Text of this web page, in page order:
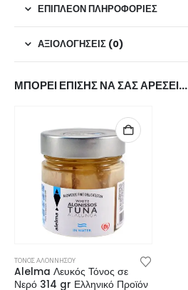
ΕΠΙΠΛΈΟΝ ΠΛΗΡΟΦΟΡΊΕΣ
ΑΞΙΟΛΟΓΉΣΕΙΣ (0)
ΜΠΟΡΕΊ ΕΠΊΣΗΣ ΝΑ ΣΑΣ ΑΡΈΣΕΙ…
ΤΟΝΟΣ ΑΛΟΝΝΗΣΟΥ
Alelma Λευκός Τόνος σε
Νερό 314 gr Ελληνικό Προϊόν